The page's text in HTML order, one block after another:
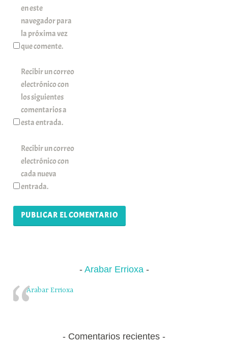
en este
navegador para
la próxima vez
que comente.
Recibir un correo
electrónico con
los siguientes
comentarios a
esta entrada.
Recibir un correo
electrónico con
cada nueva
entrada.
Arabar Errioxa
Arabar Errioxa
Comentarios recientes